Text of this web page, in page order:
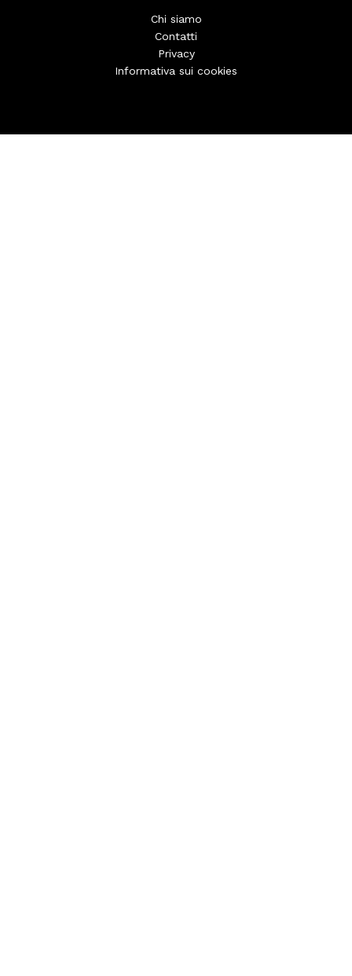
Chi siamo
Contatti
Privacy
Informativa sui cookies